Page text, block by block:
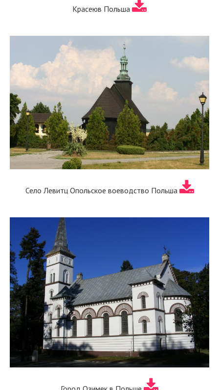
Красеюв Польша
Село Левитц Опольское воеводство Польша